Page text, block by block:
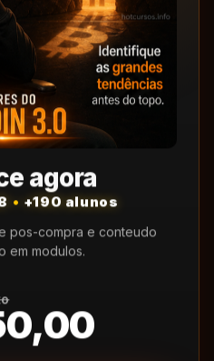
agora
• +190 alunos
pos-compra e conteudo
em modulos.